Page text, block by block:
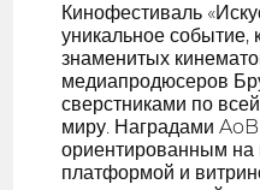
Кинофестиваль
уникальное событие,
знаменитых
медиапродюсеров
сверстниками по
миру. Наградами
ориентированным на
платформой и